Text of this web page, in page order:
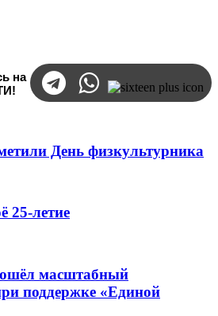
на
День физкультурника
25-летие
масштабный
поддержке «Единой